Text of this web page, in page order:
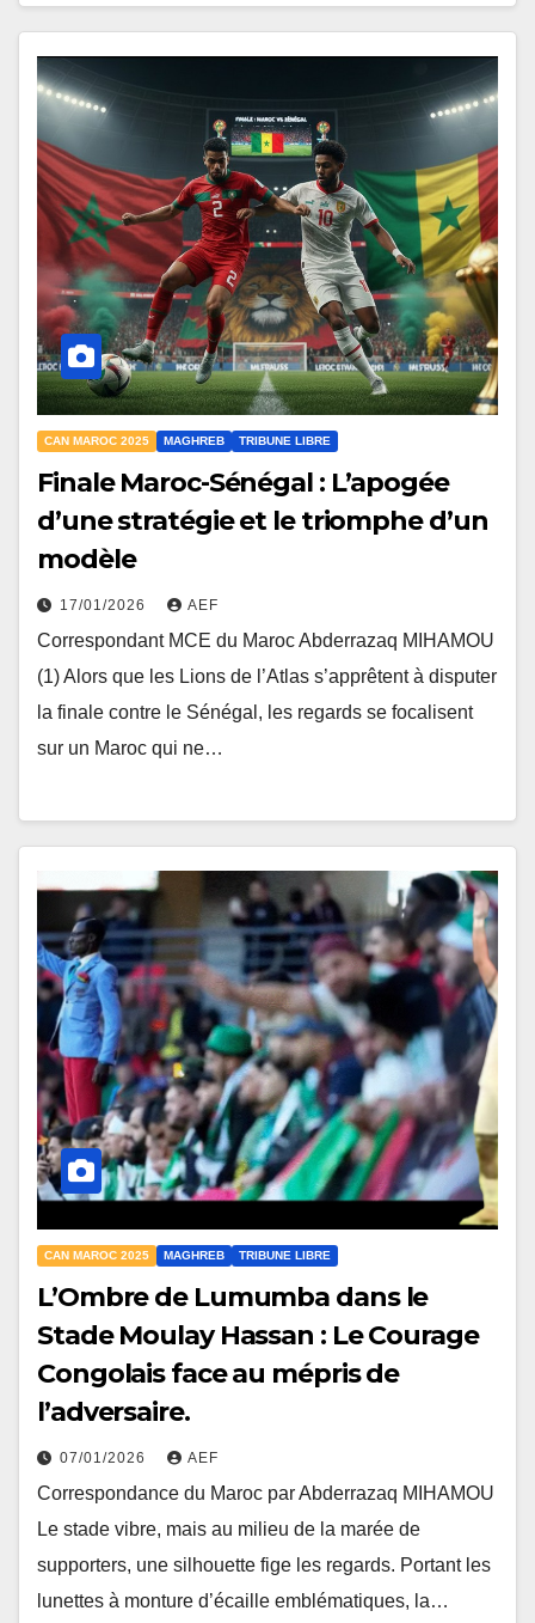
CAN MAROC 2025 MAGHREB TRIBUNE LIBRE
Finale Maroc-Sénégal : L’apogée
d’une stratégie et le triomphe d’un
modèle
17/01/2026 AEF
Correspondant MCE du Maroc Abderrazaq MIHAMOU
(1) Alors que les Lions de l’Atlas s’apprêtent à disputer
la finale contre le Sénégal, les regards se focalisent
sur un Maroc qui ne…
CAN MAROC 2025 MAGHREB TRIBUNE LIBRE
L’Ombre de Lumumba dans le
Stade Moulay Hassan : Le Courage
Congolais face au mépris de
l’adversaire.
07/01/2026 AEF
Correspondance du Maroc par Abderrazaq MIHAMOU
Le stade vibre, mais au milieu de la marée de
supporters, une silhouette fige les regards. Portant les
lunettes à monture d’écaille emblématiques, la…